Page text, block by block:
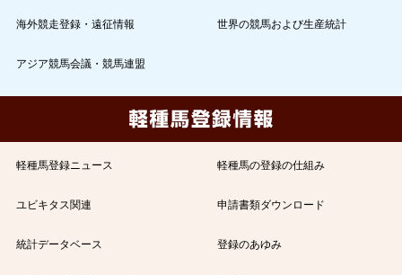
海外競走登録・遠征情報 世界の競馬および生産統計
アジア競馬会議・競馬連盟
軽種馬登録ニュース 軽種馬の登録の仕組み
ユビキタス関連 申請書類ダウンロード
統計データベース 登録のあゆみ